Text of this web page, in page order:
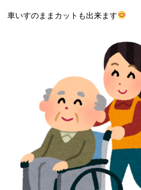
車いすのままカットも出来ます